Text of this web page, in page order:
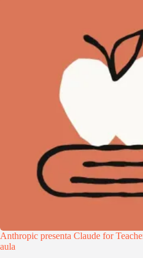
Anthropic presenta Claude for
aula